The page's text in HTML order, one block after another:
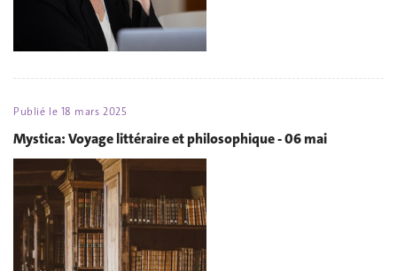
Publié le 18 mars 2025
Mystica: Voyage littéraire et philosophique - 06 mai